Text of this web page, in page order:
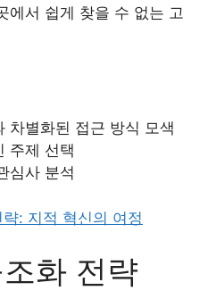
에서 쉽게 찾을 수 없는 고
차별화된 접근 방식 모색
주제 선택
심사 분석
: 지적 혁신의 여정
화 전략